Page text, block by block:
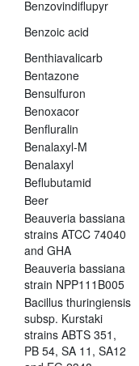
Benzovindiflupyr
Benzoic acid
Benthiavalicarb
Bentazone
Bensulfuron
Benoxacor
Benfluralin
Benalaxyl-M
Benalaxyl
Beflubutamid
Beer
Beauveria bassiana
strains ATCC 74040
and GHA
Beauveria bassiana
strain NPP111B005
Bacillus thuringiensis
subsp. Kurstaki
strains ABTS 351,
PB 54, SA 11, SA12